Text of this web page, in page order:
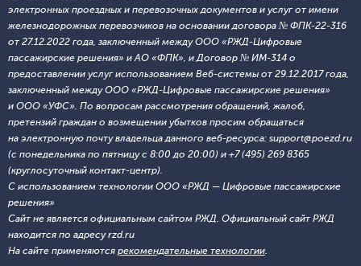
электронных проездных и перевозочных документов и услуг от имени
железнодорожных перевозчиков на основании договора № ФПК-22-316
от 27.12.2022 года, заключенный между ООО «РЖД-Цифровые
пассажирские решения» и АО «ФПК», и Договор № ИМ-314 о
предоставлении услуг использованием Веб-системы от 29.12.2017 года,
заключенный между ООО «РЖД-Цифровые пассажирские решения»
и ООО «УФС». По вопросам рассмотрения обращений, жалоб,
претензий граждан о возмещении убытков просим обращаться
на электронную почту владельца данного веб-ресурса: support@poezd.ru
(с понедельника по пятницу с 8:00 до 20:00) и +7 (495) 269 8365
(круглосуточный контакт-центр).
С использованием технологии ООО «РЖД — Цифровые пассажирские
решения»
Сайт не является официальным сайтом РЖД. Официальный сайт РЖД
находится по адресу rzd.ru
На сайте применяются рекомендательные технологии.